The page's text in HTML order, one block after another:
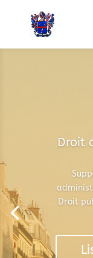
Droit
Droit